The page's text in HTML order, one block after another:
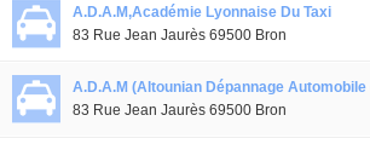
A.D.A.M,Académie Lyonnaise Du Taxi
83 Rue Jean Jaurès 69500 Bron
A.D.A.M (Altounian Dépannage
83 Rue Jean Jaurès 69500 Bron